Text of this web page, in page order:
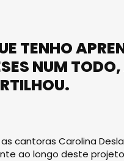
TENHO
NUM
cantoras Carolina
ao longo deste